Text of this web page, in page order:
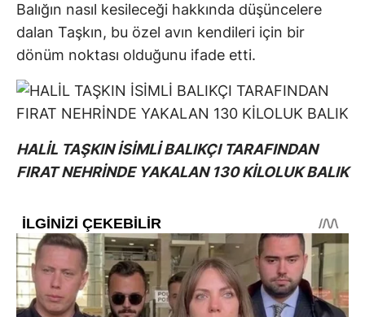
Balığın nasıl kesileceği hakkında düşüncelere
dalan Taşkın, bu özel avın kendileri için bir
dönüm noktası olduğunu ifade etti.
HALİL TAŞKIN İSİMLİ BALIKÇI TARAFINDAN
FIRAT NEHRİNDE YAKALAN 130 KİLOLUK BALIK